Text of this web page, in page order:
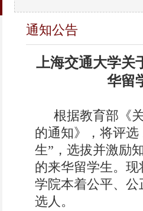
通知公告
上海交通大学关
华留
根据教育部《
的通知》，将评选
生”，选拔并激励
的来华留学生。
学院本着公平、
选人。